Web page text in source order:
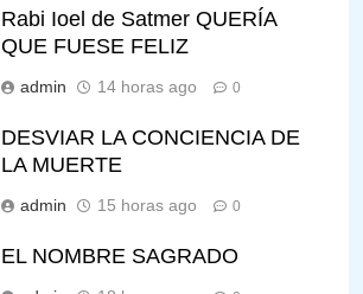
Rabi Ioel de Satmer QUERÍA
QUE FUESE FELIZ
admin 14 horas ago 0
DESVIAR LA CONCIENCIA DE
LA MUERTE
admin 15 horas ago 0
EL NOMBRE SAGRADO